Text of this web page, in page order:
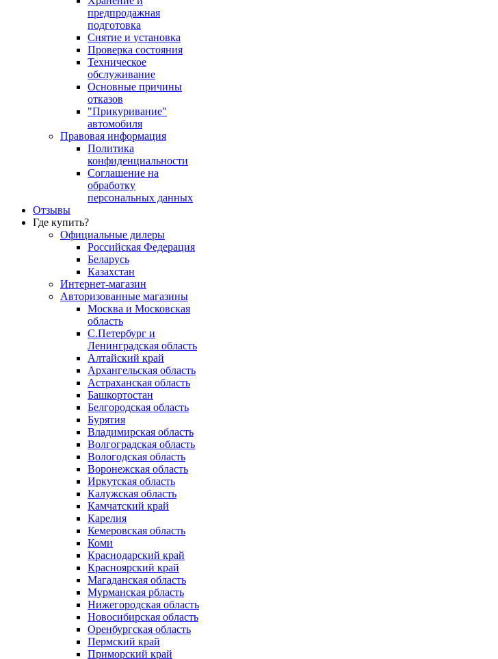
предпродажная
подготовка
Снятие и установка
Проверка состояния
Техническое
обслуживание
Основные причины
отказов
"Прикуривание"
автомобиля
Правовая информация
Политика
конфиденциальности
Соглашение на
обработку
персональных данных
Отзывы
Где купить?
Официальные дилеры
Российская Федерация
Беларусь
Казахстан
Интернет-магазин
Авторизованные магазины
Москва и Московская
область
С.Петербург и
Ленинградская область
Алтайский край
Архангельская область
Астраханская область
Башкортостан
Белгородская область
Бурятия
Владимирская область
Волгоградская область
Вологодская область
Воронежская область
Иркутская область
Калужская область
Камчатский край
Карелия
Кемеровская область
Коми
Краснодарский край
Красноярский край
Магаданская область
Мурманская рбласть
Нижегородская область
Новосибирская область
Оренбургская область
Пермский край
Приморский край